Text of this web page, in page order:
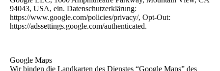
94043, USA, ein. Datenschutzerklärung:
https://www.google.com/policies/privacy/, Opt-Out:
https://adssettings.google.com/authenticated.
Google Maps
Wir binden die Landkarten des Dienstes “Google Maps” des